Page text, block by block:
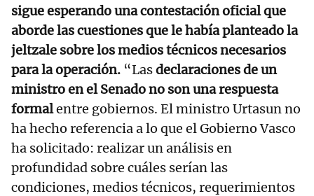
sigue esperando una contestación oficial que
aborde las cuestiones que le había planteado la
jeltzale sobre los medios técnicos necesarios
para la operación. “Lasdeclaraciones de un
ministro en el Senado no son una respuesta
formalentre gobiernos. El ministro Urtasun no
ha hecho referencia a lo que el Gobierno Vasco
ha solicitado: realizar un análisis en
profundidad sobre cuáles serían las
condiciones, medios técnicos, requerimientos